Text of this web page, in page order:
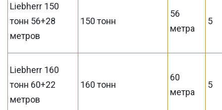
Liebherr 150
тонн 56+28
метров
150 тонн
56
метра
5
Liebherr 160
тонн 60+22
метров
160 тонн
60
метра
5